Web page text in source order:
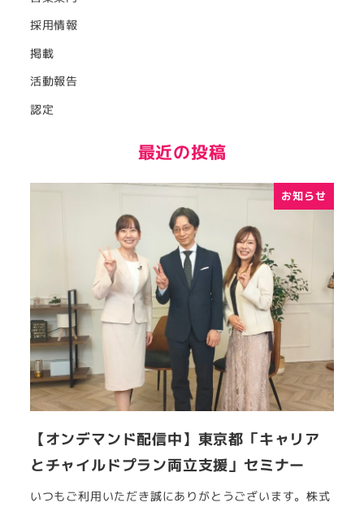
採用情報
掲載
活動報告
認定
最近の投稿
お知らせ
【オンデマンド配信中】東京都「キャリア
とチャイルドプラン両立支援」セミナー
いつもご利用いただき誠にありがとうございます。株式